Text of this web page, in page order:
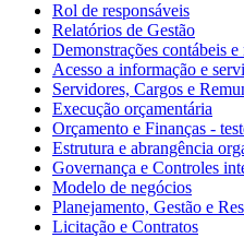
Rol de responsáveis
Relatórios de Gestão
Demonstrações contábeis
Acesso a informação e
Servidores, Cargos e
Execução orçamentária
Orçamento e Finanças -
Estrutura e abrangência
Governança e Controles
Modelo de negócios
Planejamento, Gestão e
Licitação e Contratos